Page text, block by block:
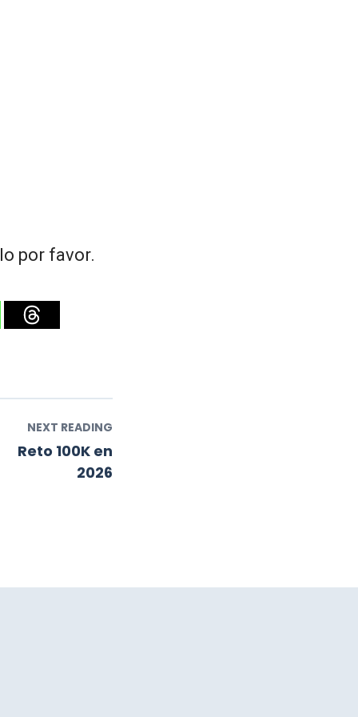
por favor.
NEXT READING
Reto 100K en
2026